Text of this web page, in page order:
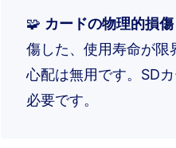
🧩 カードの物理的損傷
傷した、使用寿命が限
心配は無用です。SD
必要です。